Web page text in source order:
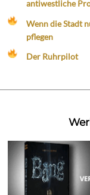
antiwestliche
Wenn die Stadt
pflegen
Der Ruhrpilot